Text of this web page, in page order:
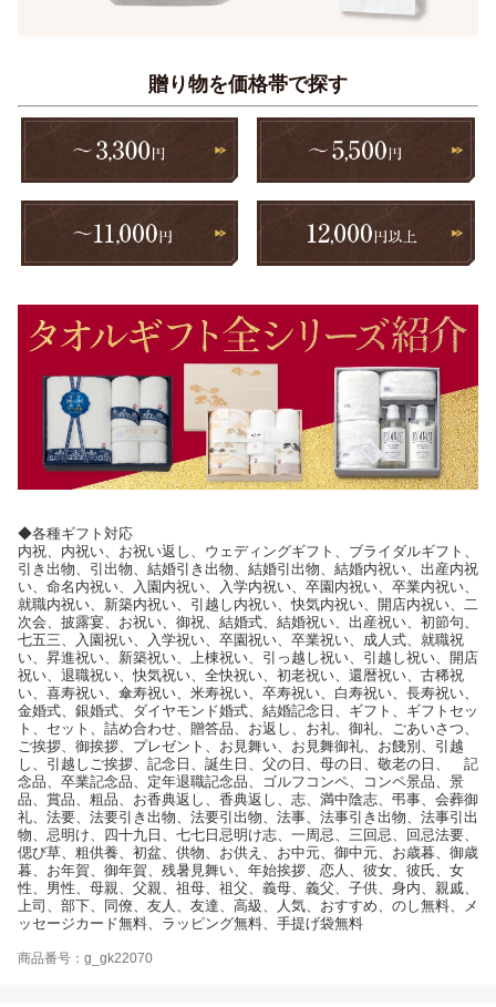
贈り物を価格帯で探す
◆各種ギフト対応
内祝、内祝い、お祝い返し、ウェディングギフト、ブライダルギフト、
引き出物、引出物、結婚引き出物、結婚引出物、結婚内祝い、出産内祝
い、命名内祝い、入園内祝い、入学内祝い、卒園内祝い、卒業内祝い、
就職内祝い、新築内祝い、引越し内祝い、快気内祝い、開店内祝い、二
次会、披露宴、お祝い、御祝、結婚式、結婚祝い、出産祝い、初節句、
七五三、入園祝い、入学祝い、卒園祝い、卒業祝い、成人式、就職祝
い、昇進祝い、新築祝い、上棟祝い、引っ越し祝い、引越し祝い、開店
祝い、退職祝い、快気祝い、全快祝い、初老祝い、還暦祝い、古稀祝
い、喜寿祝い、傘寿祝い、米寿祝い、卒寿祝い、白寿祝い、長寿祝い、
金婚式、銀婚式、ダイヤモンド婚式、結婚記念日、ギフト、ギフトセッ
ト、セット、詰め合わせ、贈答品、お返し、お礼、御礼、ごあいさつ、
ご挨拶、御挨拶、プレゼント、お見舞い、お見舞御礼、お餞別、引越
し、引越しご挨拶、記念日、誕生日、父の日、母の日、敬老の日、 記
念品、卒業記念品、定年退職記念品、ゴルフコンペ、コンペ景品、景
品、賞品、粗品、お香典返し、香典返し、志、満中陰志、弔事、会葬御
礼、法要、法要引き出物、法要引出物、法事、法事引き出物、法事引出
物、忌明け、四十九日、七七日忌明け志、一周忌、三回忌、回忌法要、
偲び草、粗供養、初盆、供物、お供え、お中元、御中元、お歳暮、御歳
暮、お年賀、御年賀、残暑見舞い、年始挨拶、恋人、彼女、彼氏、女
性、男性、母親、父親、祖母、祖父、義母、義父、子供、身内、親戚、
上司、部下、同僚、友人、友達、高級、人気、おすすめ、のし無料、メ
ッセージカード無料、ラッピング無料、手提げ袋無料
商品番号：g_gk22070